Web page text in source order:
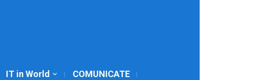
IT in World COMUNICATE